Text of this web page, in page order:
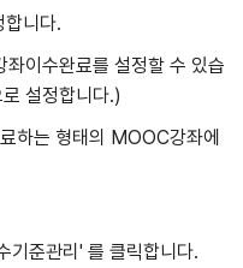
합니다.
이수완료를 설정할 수 있습
설정합니다.)
하는 형태의 MOOC강좌에
기준관리' 를 클릭합니다.